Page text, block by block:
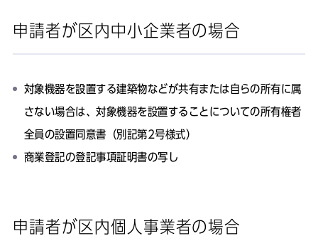
申請者が区内中小企業者の場合
対象機器を設置する建築物などが共有または自らの所有に属
さない場合は、対象機器を設置することについての所有権者
全員の設置同意書（別記第2号様式）
商業登記の登記事項証明書の写し
申請者が区内個人事業者の場合